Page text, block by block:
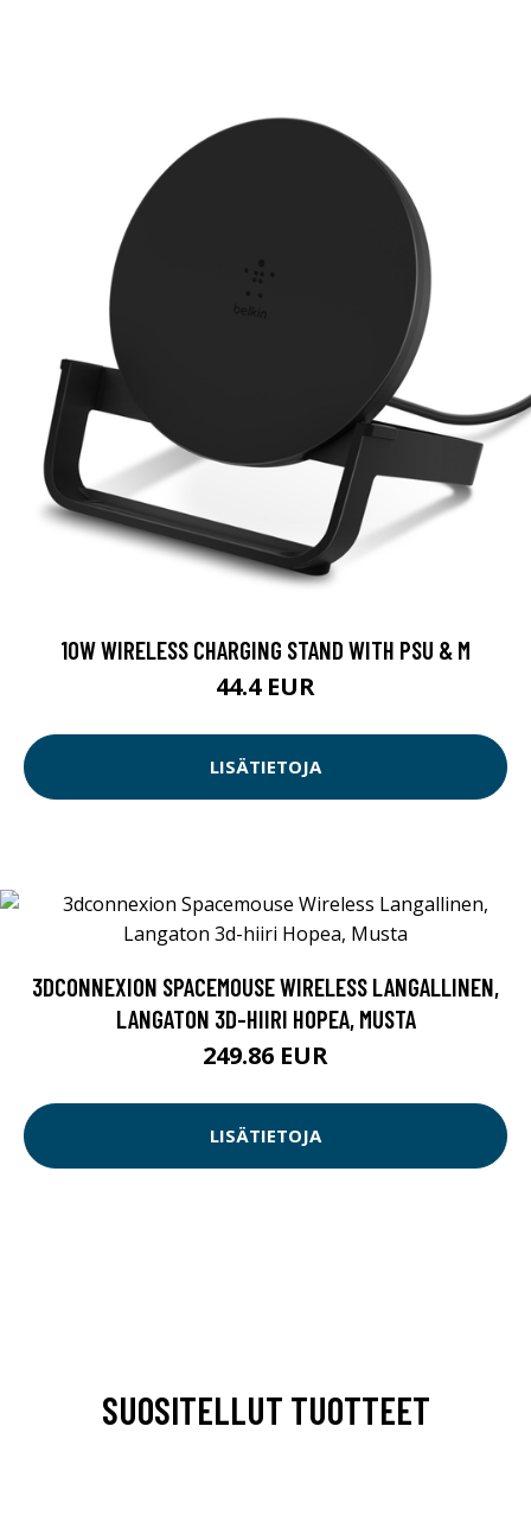
10W WIRELESS CHARGING STAND WITH PSU & M
44.4 EUR
LISÄTIETOJA
3DCONNEXION SPACEMOUSE WIRELESS LANGALLINEN,
LANGATON 3D-HIIRI HOPEA, MUSTA
249.86 EUR
LISÄTIETOJA
SUOSITELLUT TUOTTEET